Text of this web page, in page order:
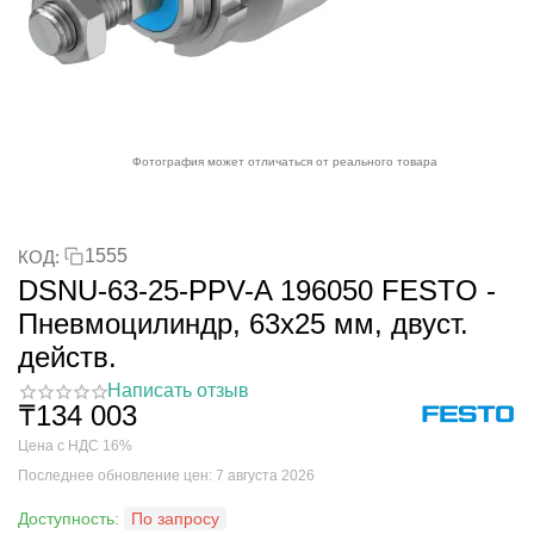
Фотография может отличаться от реального товара
КОД: 1555
DSNU-63-25-PPV-A 196050 FESTO -
Пневмоцилиндр, 63x25 мм, двуст.
действ.
Написать отзыв
₸134 003
Цена с НДС 16%
Последнее обновление цен: 7 августа 2026
Доступность: По запросу